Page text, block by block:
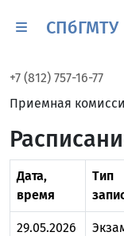
СПбГМТУ
+7 (812) 757-16-77
Приемная
Дата,
время
Тип
29.05.2026